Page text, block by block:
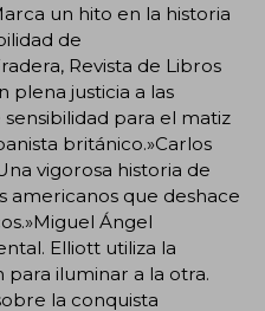
un hito en la historia
de
Revista de Libros
plena justicia a las
para el matiz
británico.»Carlos
vigorosa historia de
americanos que deshace
Ángel
Elliott utiliza la
para iluminar a la otra.
la conquista